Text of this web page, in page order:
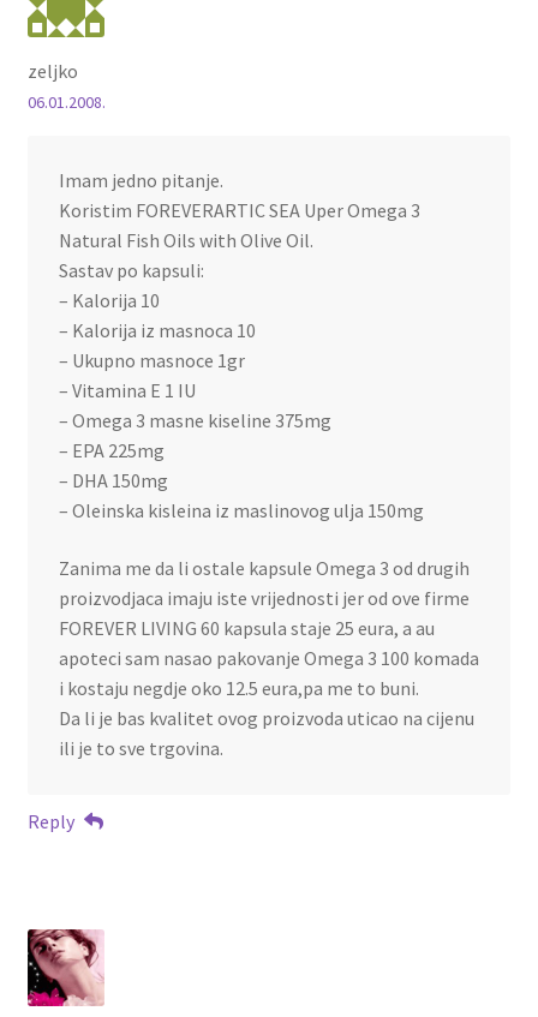
zeljko
06.01.2008.
Imam jedno pitanje.
Koristim FOREVERARTIC SEA Uper Omega 3
Natural Fish Oils with Olive Oil.
Sastav po kapsuli:
– Kalorija 10
– Kalorija iz masnoca 10
– Ukupno masnoce 1gr
– Vitamina E 1 IU
– Omega 3 masne kiseline 375mg
– EPA 225mg
– DHA 150mg
– Oleinska kisleina iz maslinovog ulja 150mg
Zanima me da li ostale kapsule Omega 3 od drugih
proizvodjaca imaju iste vrijednosti jer od ove firme
FOREVER LIVING 60 kapsula staje 25 eura, a au
apoteci sam nasao pakovanje Omega 3 100 komada
i kostaju negdje oko 12.5 eura,pa me to buni.
Da li je bas kvalitet ovog proizvoda uticao na cijenu
ili je to sve trgovina.
Reply